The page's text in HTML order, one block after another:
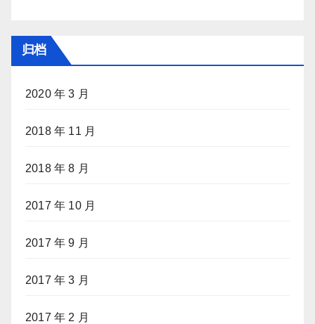
归档
2020 年 3 月
2018 年 11 月
2018 年 8 月
2017 年 10 月
2017 年 9 月
2017 年 3 月
2017 年 2 月